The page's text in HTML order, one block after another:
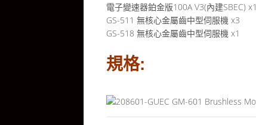
電子變速器鉑金版100A V3(內建SBEC) x1
GS-511 無核心金屬齒中型伺服機 x3
GS-518 無核心金屬齒中型伺服機 x1
規格: